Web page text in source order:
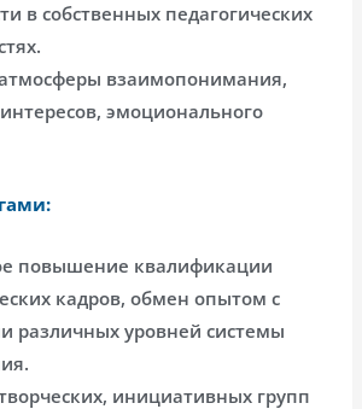
в собственных педагогических
взаимопонимания,
эмоционального
повышение квалификации
кадров, обмен опытом с
различных уровней системы
инициативных групп